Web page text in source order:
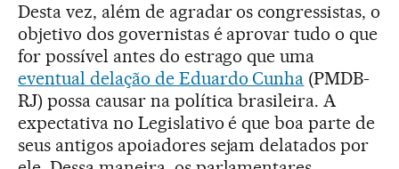
Desta vez, além de agradar os congressistas, o
objetivo dos governistas é aprovar tudo o que
for possível antes do estrago que uma
eventual delação de Eduardo Cunha (PMDB-
RJ) possa causar na política brasileira. A
expectativa no Legislativo é que boa parte de
seus antigos apoiadores sejam delatados por